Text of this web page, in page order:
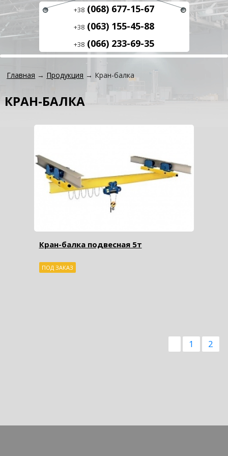
+38 (068) 677-15-67
+38 (063) 155-45-88
+38 (066) 233-69-35
Главная → Продукция → Кран-балка
КРАН-БАЛКА
Кран-балка подвесная 5т
ПОД ЗАКАЗ
1 2